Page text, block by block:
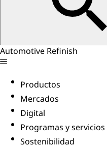
Automotive Refinish
Productos
Mercados
Digital
Programas y servicios
Sostenibilidad